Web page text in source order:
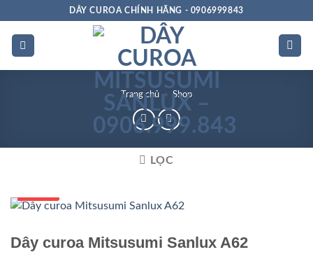
dung
DÂY CUROA CHÍNH HÃNG - 0906999843
Trang chủ » Shop
LỌC
Dây curoa Mitsusumi Sanlux A62